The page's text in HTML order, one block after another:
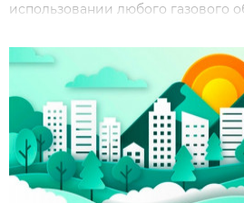
использовании любого газового